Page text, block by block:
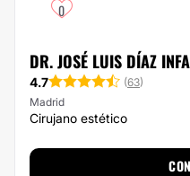
0
DR. JOSÉ LUIS DÍAZ
4.7 (63)
Madrid
Cirujano estético